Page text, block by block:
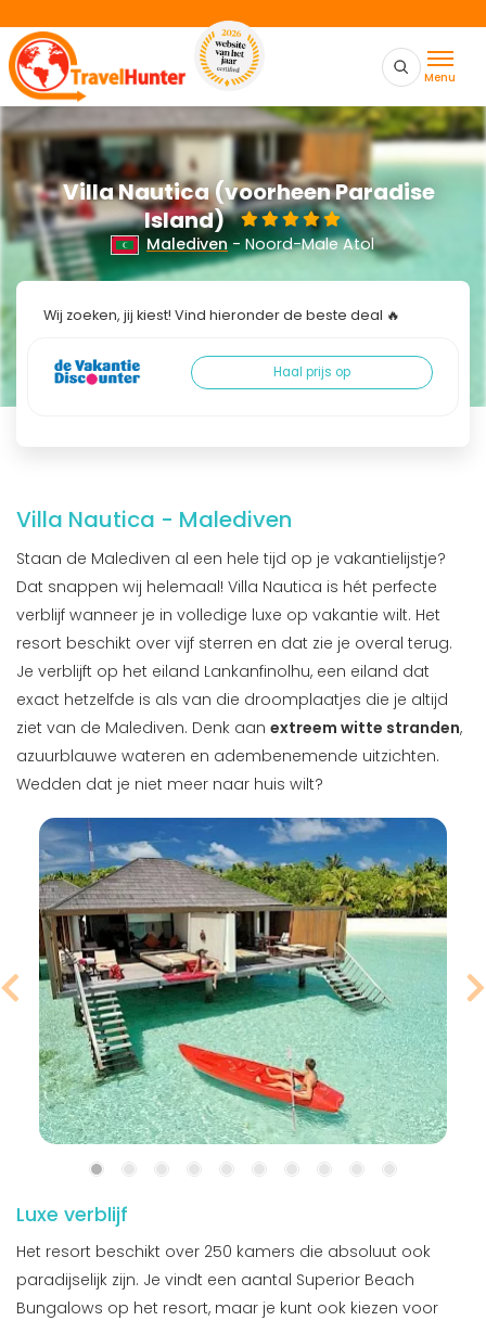
Menu
Villa Nautica (voorheen Paradise
Island)
Malediven- Noord-Male Atol
Wij zoeken, jij kiest! Vind hieronder de beste deal 🔥
Haal prijs op
Villa Nautica - Malediven
Staan de Malediven al een hele tijd op je vakantielijstje?
Dat snappen wij helemaal! Villa Nautica is hét perfecte
verblijf wanneer je in volledige luxe op vakantie wilt. Het
resort beschikt over vijf sterren en dat zie je overal terug.
Je verblijft op het eiland Lankanfinolhu, een eiland dat
exact hetzelfde is als van die droomplaatjes die je altijd
ziet van de Malediven. Denk aan extreem witte stranden,
azuurblauwe wateren en adembenemende uitzichten.
Wedden dat je niet meer naar huis wilt?
Luxe verblijf
Het resort beschikt over 250 kamers die absoluut ook
paradijselijk zijn. Je vindt een aantal Superior Beach
Bungalows op het resort, maar je kunt ook kiezen voor